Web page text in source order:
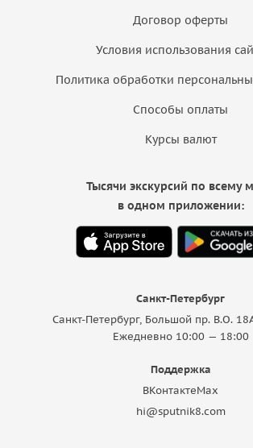
Договор оферты
Условия использования
Политика обработки
Способы оплаты
Курсы валют
Санкт-Петербург
Санкт-Петербург, Большой пр. В.О.
Ежедневно 10:00 — 18:00
Поддержка
ВКонтактеMax
hi@sputnik8.com
Тысячи экскурсий по всему
в одном приложении: